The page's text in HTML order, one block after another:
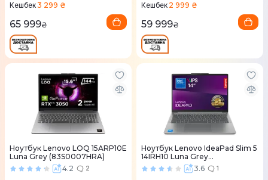
Кешбек3 299 ₴
65 999₴
Кешбек 2 999 ₴
59 999₴
Ноутбук Lenovo LOQ 15ARP10E
Luna Grey (83S0007HRA)
4.2
2
Ноутбук Lenovo IdeaPad Slim 5
14IRH10 Luna Grey
(83HR00BCRA)3.6 1